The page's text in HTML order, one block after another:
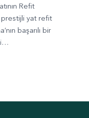
Refit
prestijli yat refit
başarılı bir